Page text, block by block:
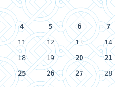
4 5 6 7
11 12 13 14
18 19 20 21
25 26 27 28